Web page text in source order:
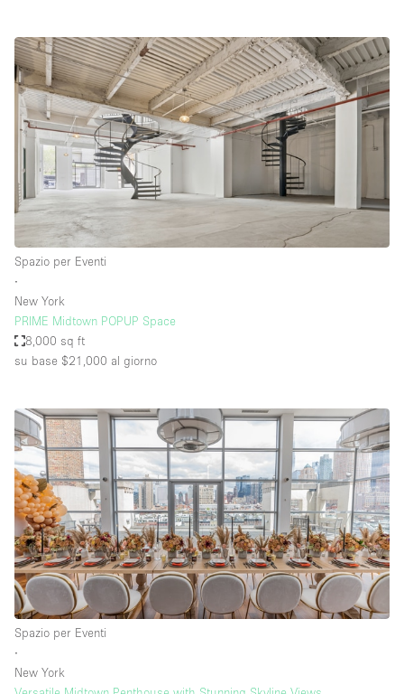
Spazio per Eventi
∙
New York
PRIME Midtown POPUP Space
8,000 sq ft
su base $21,000 al giorno
Spazio per Eventi
∙
New York